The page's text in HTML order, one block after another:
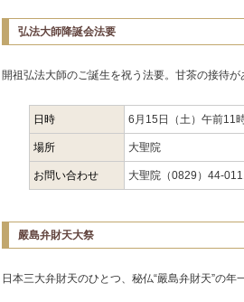
弘法大師降誕会法要
開祖弘法大師のご誕生を祝う法要。甘茶の接待が
日時 6月15日（土）午前11
場所 大聖院
お問い合わせ 大聖院（0829）44-
嚴島弁財天大祭
日本三大弁財天のひとつ、秘仏“嚴島弁財天”の年